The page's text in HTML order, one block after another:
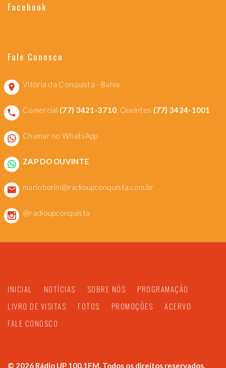
Facebook
Fale Conosco
Vitória da Conquista - Bahia
Comercial (77) 3421-3710, Ouvintes (77) 3424-1001
Chamar no WhatsApp
ZAP DO OUVINTE
marioborim@radioupconquista.com.br
@radioupconquista
INICIAL NOTÍCIAS SOBRE NÓS
PROGRAMAÇÃO
LIVRO DE VISITAS
FOTOS PROMOÇÕES
ACERVO
FALE CONOSCO
© 2026 Rádio UP 100.1FM. Todos os direitos reservados.